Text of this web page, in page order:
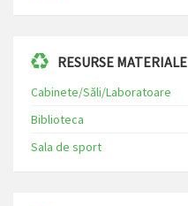
RESURSE MATERIALE
Cabinete/Săli/Laboratoare
Biblioteca
Sala de sport